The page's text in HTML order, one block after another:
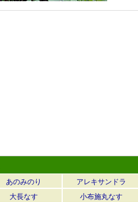
あのみのり
アレキサンドラ
大長なす
小布施丸なす